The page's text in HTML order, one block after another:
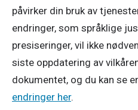
påvirker din bruk av
endringer, som språklige
presiseringer, vil ikke
siste oppdatering av
dokumentet, og du kan se
endringer her.